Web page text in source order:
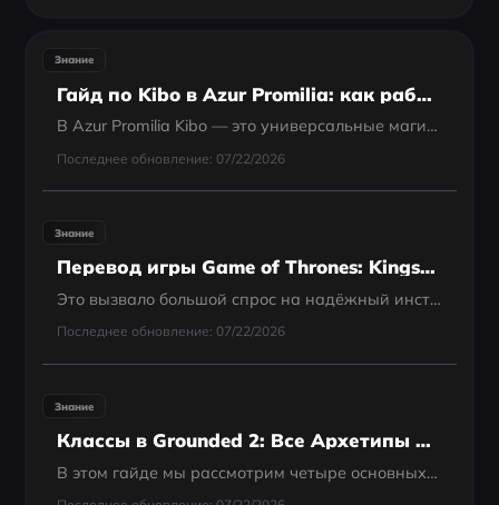
Знание
Гайд по Kibo в Azur Promilia: как работают Kibo, поимка, бой, крафт и лучшие способы применения
В Azur Promilia Kibo — это универсальные магические существа, питомцы и спутники, которые сопровождают игроков по яркому фэнтезийному миру. Чтобы получить Kibo, игрокам нужно исследовать разные биомы, использовать особые игровые механики поимки...
Последнее обновление: 07/22/2026
Знание
Перевод игры Game of Thrones: Kingsroad
Это вызвало большой спрос на надёжный инструмент перевода, который позволил бы русскоязычным игрокам наслаждаться игрой без языковых барьеров. Одним из лучших решений является LagoFast — мощный переводчик для игр, обеспечивающий качественный и быстрый пер
Последнее обновление: 07/22/2026
Знание
Классы в Grounded 2: Все Архетипы и Как Выбрать Лучший
В этом гайде мы рассмотрим четыре основных архетипа, как они работают, какое снаряжение лучше использовать и как выбрать подходящий стиль игры для выживания в опасном мире заднего двора.